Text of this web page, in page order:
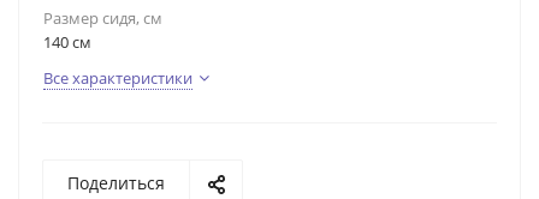
Размер сидя, см
140 см
Все характеристики
Поделиться